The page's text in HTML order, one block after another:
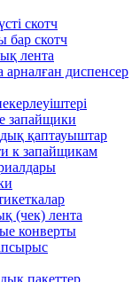
скотч
бар скотч
лента
арналған диспенсер
запайщики
қаптауыштар
к запайщикам
(чек) лента
конверты
пакеттер